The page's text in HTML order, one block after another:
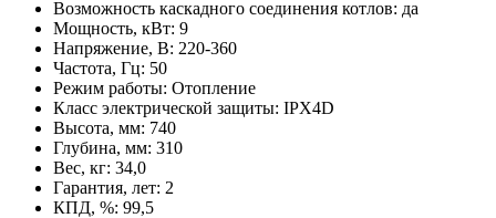
Возможность каскадного соединения котлов: да
Мощность, кВт: 9
Напряжение, В: 220-360
Частота, Гц: 50
Режим работы: Отопление
Класс электрической защиты: IPX4D
Высота, мм: 740
Глубина, мм: 310
Вес, кг: 34,0
Гарантия, лет: 2
КПД, %: 99,5